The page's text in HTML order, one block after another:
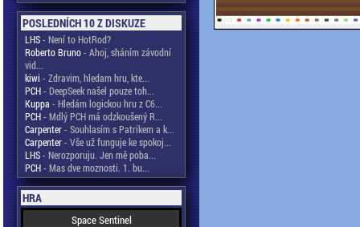
POSLEDNÍCH 10 Z DISKUZE
LHS- Není to HotRod?
Roberto Bruno- Ahoj, sháním závodní
vid...
kiwi - Zdravim, hledam hru, kte...
PCH- DeepSeek našel pouze toh...
Kuppa - Hledám logickou hru z C6...
PCH- Mdlý PCH má odzkoušený R...
Carpenter- Souhlasím s Patrikem a k...
Carpenter- Vše už funguje ke spokoj...
LHS- Nerozporuju. Jen mě poba...
PCH- Mas dve moznosti. 1. bu...
HRA
Space Sentinel